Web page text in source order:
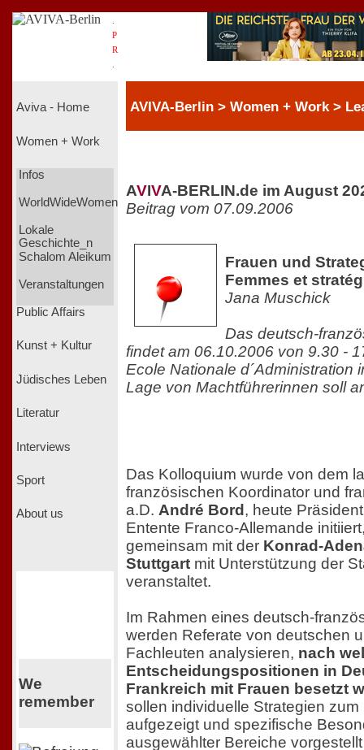
P
R
Aviva - Home
Women + Work
Infos
WorldWideWomen
Lokale
Geschichte_n
Schalom Aleikum
Veranstaltungen
Public Affairs
Kunst + Kultur
Jüdisches Leben
Literatur
Interviews
Sport
About us
We
remember
AVIVA-Berlin > Women + Work >
AVIVA-BERLIN.de im August
Beitrag vom 07.09.2006
Frauen und
Femmes et
Jana Muschick
Das deutsch-
findet am 06.10.2006 von 9.30 -
Ecole Nationale d´Administration
Lage von Machtführerinnen soll
Das Kolloquium wurde von dem
französischen Koordinator und
a.D. André Bord , heute
Entente Franco-Allemande
gemeinsam mit der Konrad-
Stuttgart mit Unterstützung der
veranstaltet.
Im Rahmen eines deutsch-
werden Referate von deutschen
Fachleuten analysieren, nach
Entscheidungspositionen in
Frankreich mit Frauen besetzt
sollen individuelle Strategien
aufgezeigt und spezifische
ausgewählter Bereiche